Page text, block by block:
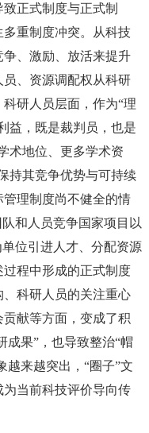
正式制度与正式制
重制度冲突。从科技
、激励、放活来提升
、资源调配权从科研
研人员层面，作为“理
益，既是裁判员，也是
术地位、更多学术资
持其竞争优势与可持续
理制度尚不健全的情
和人员竞争国家项目以
位引进人才、分配资源
程中形成的正式制度
科研人员的关注重心
献等方面，变成了积
成果”，也导致整治“帽
越来越突出，“圈子”文
当前科技评价导向传